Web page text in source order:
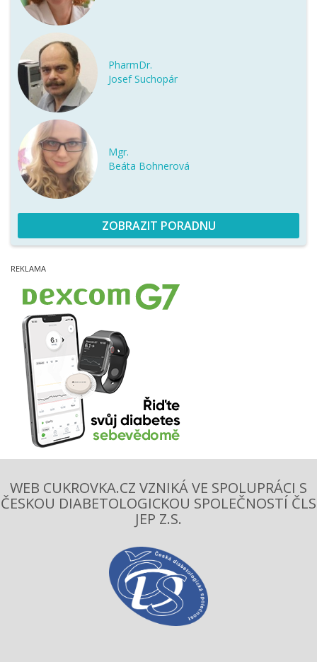
PharmDr.
Josef Suchopár
Mgr.
Beáta Bohnerová
ZOBRAZIT PORADNU
WEB CUKROVKA.CZ VZNIKÁ VE SPOLUPRÁCI S
ČESKOU DIABETOLOGICKOU SPOLEČNOSTÍ ČLS
JEP Z.S.